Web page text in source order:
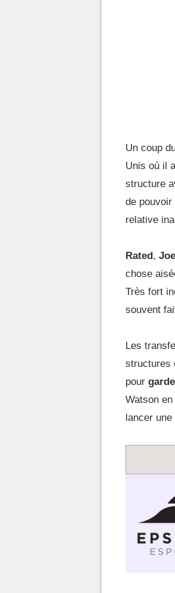
Un coup
Unis où il
structure
de
relative
Rated,
chose
Très fort
souvent
Les
structures
pour
Watson
lancer